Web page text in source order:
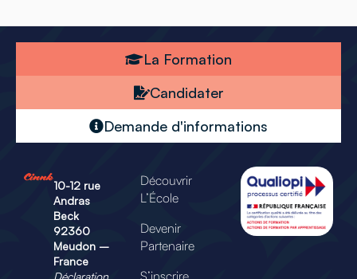
La Formation
Candidater
Demande d'informations
10-12 rue
Andras
Beck
92360
Meudon –
France
Déclaration
Découvrir
L’École
Devenir
Partenaire
S’inscrire